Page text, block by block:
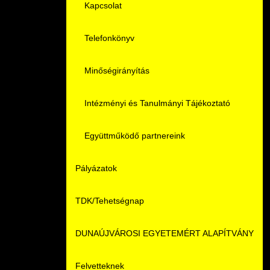
Családbarát Szolgáltató
EHÖK
Hallgatókra érvényes szabályzatok
Ösztöndíjak
Kiemelt ösztöndíjak
Nemzetközi Lehetőségek
Szolgáltatások
Fordítási Szolgáltatások
GY.I.K.
Origó nyelvvizsga
HASIT
Neptun
Moodle
K+F+I
Átjelentkezőknek
Kapcsolat
TDK/Tehetségnap
Online Studium
Kapcsolat
Telefonkönyv
Minőségirányítás
Intézményi és Tanulmányi Tájékoztató
Együttműködő partnereink
Pályázatok
TDK/Tehetségnap
DUNAÚJVÁROSI EGYETEMÉRT ALAPÍTVÁNY
Felvetteknek